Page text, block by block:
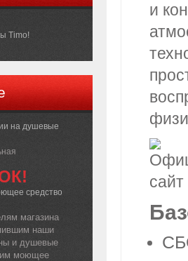
и
Timo!
магазина
наши
и душевые
моющее